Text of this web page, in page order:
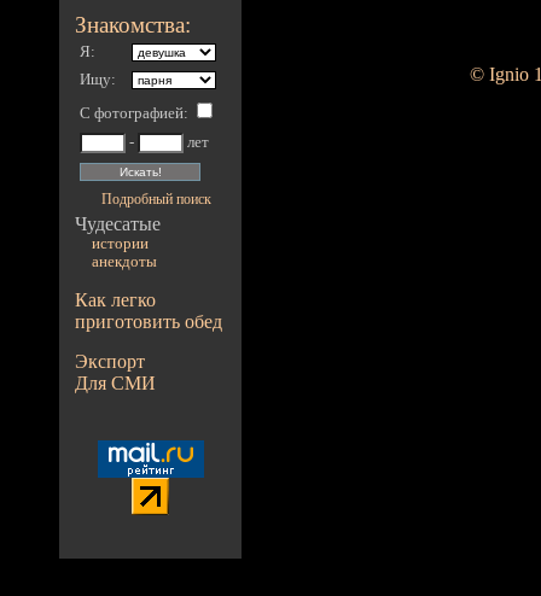
Знакомства:
Я:
Ищу:
С фотографией:
-
лет
Подробный поиск
Чудесатые
истории
анекдоты
Как легко
приготовить обед
Экспорт
Для СМИ
© Ignio